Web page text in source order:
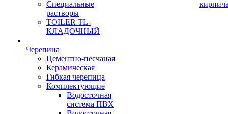
Специальные
растворы
TOILER TL-
КЛАДОЧНЫЙ
Черепица
Цементно-песчаная
Керамическая
Гибкая черепица
Комплектующие
Водосточная
система ПВХ